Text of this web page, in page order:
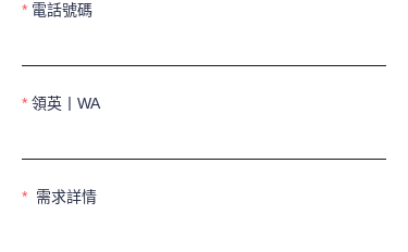
電話號碼
領英丨WA
需求詳情